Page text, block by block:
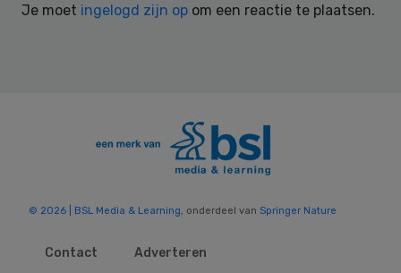
Je moet ingelogd zijn op om een reactie te plaatsen.
© 2026 | BSL Media & Learning , onderdeel van Springer Nature
Contact Adverteren